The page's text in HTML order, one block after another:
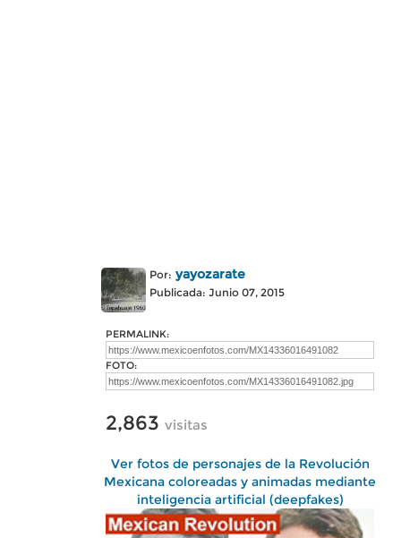
Por: yayozarate
Publicada: Junio 07, 2015
PERMALINK:
FOTO:
2,863 visitas
Ver fotos de personajes de la Revolución
Mexicana coloreadas y animadas mediante
inteligencia artificial (deepfakes)